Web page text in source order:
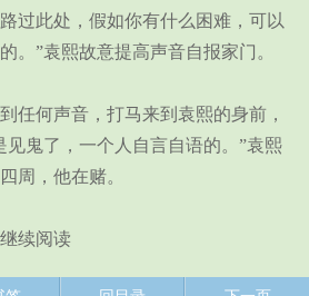
过此处，假如你有什么困难，可以
。”袁熙故意提高声音自报家门。
何声音，打马来到袁熙的身前，
见鬼了，一个人自言自语的。”袁熙
周，他在赌。
续阅读